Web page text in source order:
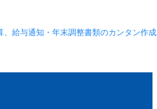
給与通知・年末調整書類のカンタン作成